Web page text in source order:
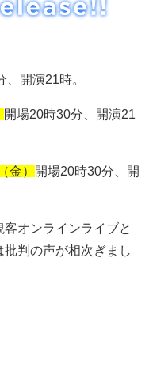
、開演21 時。
開場20時30分、開演21
金） 開場20時30分、開
オンラインライブと
判の声が相次ぎまし